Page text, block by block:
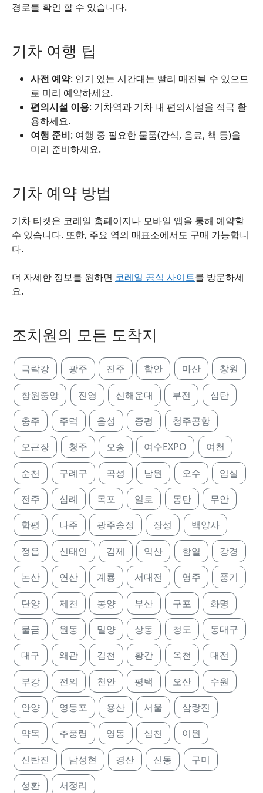
경로를 확인 할 수 있습니다.
기차 여행 팁
사전 예약: 인기 있는 시간대는 빨리 매진될 수 있으므
로 미리 예약하세요.
편의시설 이용: 기차역과 기차 내 편의시설을 적극 활
용하세요.
여행 준비: 여행 중 필요한 물품(간식, 음료, 책 등)을
미리 준비하세요.
기차 예약 방법
기차 티켓은 코레일 홈페이지나 모바일 앱을 통해 예약할
수 있습니다. 또한, 주요 역의 매표소에서도 구매 가능합니
다.
더 자세한 정보를 원하면 코레일 공식 사이트를 방문하세
요.
조치원의 모든 도착지
극락강 광주 진주 함안 마산 창원
창원중앙 진영 신해운대 부전 삼탄
충주 주덕 음성 증평 청주공항
오근장 청주 오송 여수EXPO 여천
순천 구례구 곡성 남원 오수 임실
전주 삼례 목포 일로 몽탄 무안
함평 나주 광주송정 장성 백양사
정읍 신태인 김제 익산 함열 강경
논산 연산 계룡 서대전 영주 풍기
단양 제천 봉양 부산 구포 화명
물금 원동 밀양 상동 청도 동대구
대구 왜관 김천 황간 옥천 대전
부강 전의 천안 평택 오산 수원
안양 영등포 용산 서울 삼랑진
약목 추풍령 영동 심천 이원
신탄진 남성현 경산 신동 구미
성환 서정리